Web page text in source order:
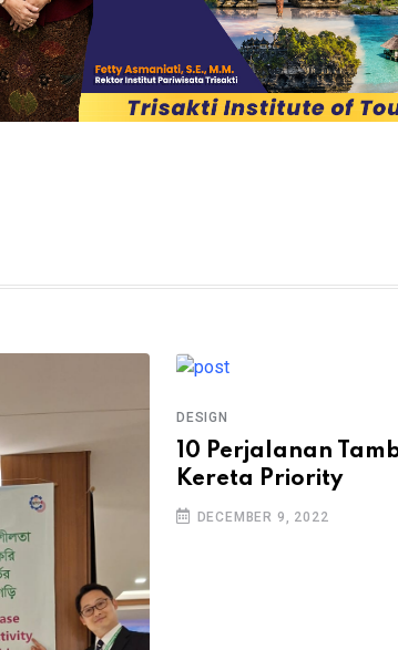
DESIGN
10 Perjalanan
Kereta Priority
DECEMBER 9, 2022